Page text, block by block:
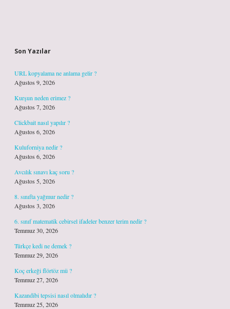
Son Yazılar
URL kopyalama ne anlama gelir ?
Ağustos 9, 2026
Kurşun neden erimez ?
Ağustos 7, 2026
Clickbait nasıl yapılır ?
Ağustos 6, 2026
Kuluforniya nedir ?
Ağustos 6, 2026
Avcılık sınavı kaç soru ?
Ağustos 5, 2026
8. sınıfta yağmur nedir ?
Ağustos 3, 2026
6. sınıf matematik cebirsel ifadeler benzer terim nedir ?
Temmuz 30, 2026
Türkçe kedi ne demek ?
Temmuz 29, 2026
Koç erkeği flörtöz mü ?
Temmuz 27, 2026
Kazandibi tepsisi nasıl olmalıdır ?
Temmuz 25, 2026